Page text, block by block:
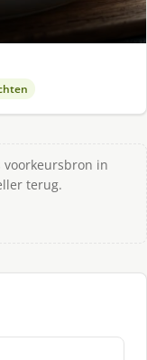
voorkeursbron in
terug.